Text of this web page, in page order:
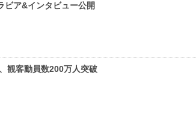
ビア&インタビュー公開
観客動員数200万人突破